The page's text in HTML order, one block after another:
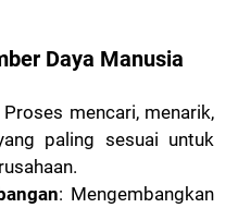
Daya Manusia
Proses mencari, menarik,
paling sesuai untuk
: Mengembangkan